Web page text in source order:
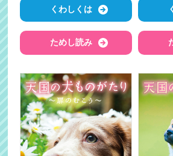
くわしくは
ためし読み